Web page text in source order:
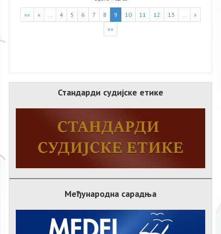
«« « 4 5 6 7 8 9 10 11 12 13
»
»»
Стандарди судијске етике
Међународна сарадња